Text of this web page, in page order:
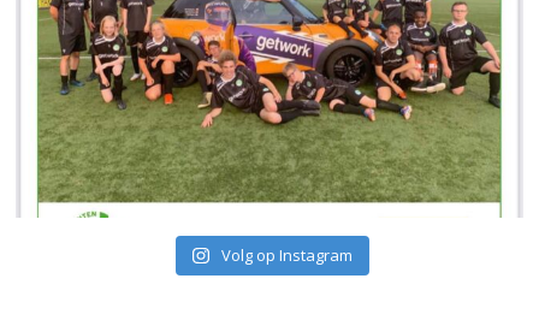
Volg op Instagram